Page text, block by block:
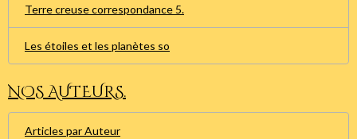
Terre creuse correspondance 5.
Les étoiles et les planètes so
NOS AUTEURS.
Articles par Auteur